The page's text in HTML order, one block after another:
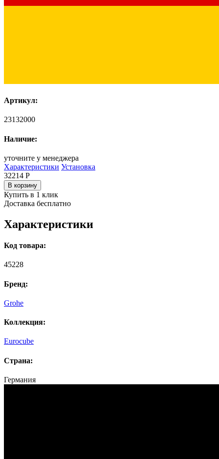
Артикул:
23132000
Наличие:
уточните у менеджера
Характеристики Установка
32214 Р
В корзину
Купить в 1 клик
Доставка бесплатно
Характеристики
Код товара:
45228
Бренд:
Grohe
Коллекция:
Eurocube
Страна:
Германия